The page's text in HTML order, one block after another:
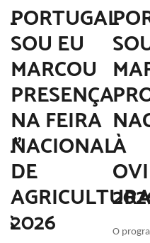
PORTUGAL
SOU EU
MARCOU
PRESENÇA
NA FEIRA
NACIONAL
DE
2026
À
O